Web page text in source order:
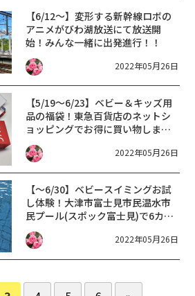
【6/12～】変形する新幹線ロボの
アニメがびわ湖放送にて放送開
始！みんな一緒に出発進行！！
2022年05月26日
【5/19～6/23】ベビー＆キッズ用
品の福袋！東急百貨店のネットシ
ョッピングでお得に買い物しませ
んか？
2022年05月26日
【～6/30】ベビースイミングお試
し体験！大津市富士見市民温水市
民プール(スポック富士見)で6カ月
～2歳11カ月未満のお子様対象で受
け付けています。
2022年05月26日